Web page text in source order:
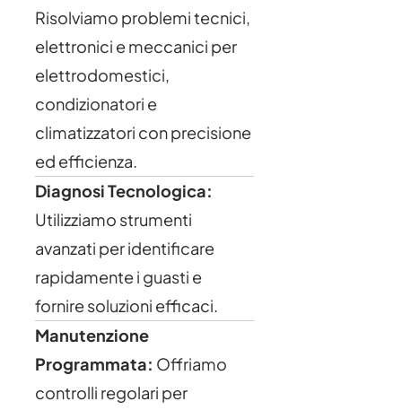
Risolviamo problemi tecnici,
elettronici e meccanici per
elettrodomestici,
condizionatori e
climatizzatori con precisione
ed efficienza.
Diagnosi Tecnologica:
Utilizziamo strumenti
avanzati per identificare
rapidamente i guasti e
fornire soluzioni efficaci.
Manutenzione
Programmata: Offriamo
controlli regolari per